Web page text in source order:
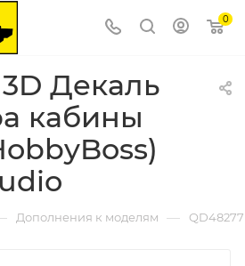
0
Декаль
кабины
Дополнения к моделям —